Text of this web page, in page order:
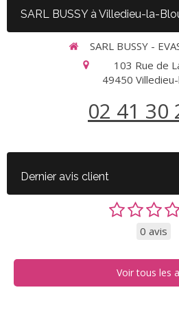
SARL BUSSY à Villedieu-la-
SARL BUSSY -
103 Rue de
49450
02 41 30
Dernier avis client
0 avis
Voir tous les